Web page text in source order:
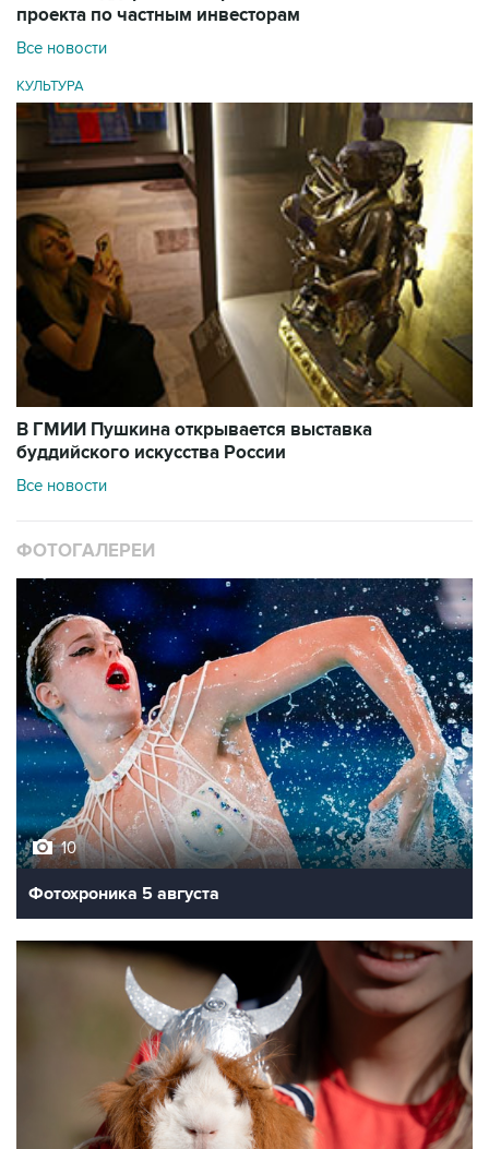
проекта по частным инвесторам
Все новости
КУЛЬТУРА
В ГМИИ Пушкина открывается выставка
буддийского искусства России
Все новости
ФОТОГАЛЕРЕИ
10
Фотохроника 5 августа